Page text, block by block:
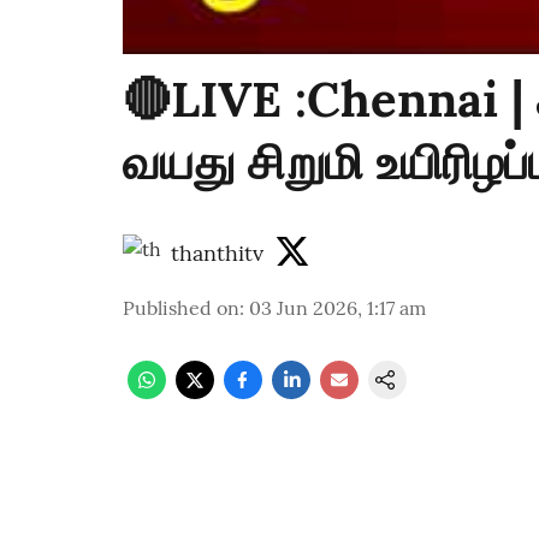
🔴LIVE :Chennai |
வயது சிறுமி
thanthitv
Published on: 03 Jun 2026, 1:17 am